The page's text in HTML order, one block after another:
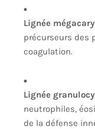
Lignée
précurseurs des
coagulation.
Lignée
neutrophiles,
de la défense